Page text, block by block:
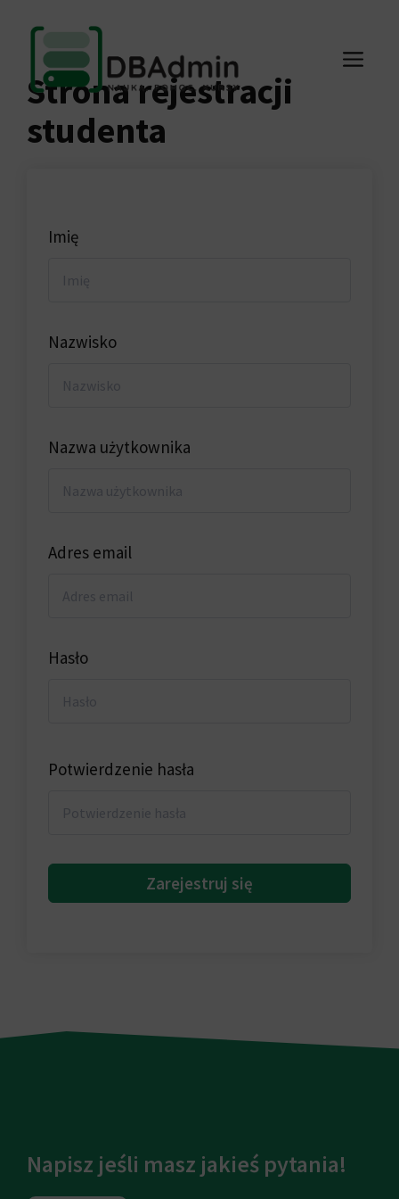
Strona rejestracji
studenta
Imię
Nazwisko
Nazwa użytkownika
Adres email
Hasło
Potwierdzenie hasła
Zarejestruj się
Napisz jeśli masz jakieś pytania!